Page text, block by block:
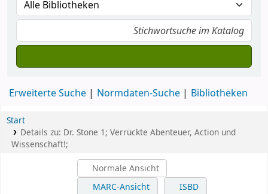
Erweiterte Suche Normdaten-Suche Bibliotheken
Start
Details zu: Dr. Stone 1; Verrückte Abenteuer, Action und
Wissenschaft!;
Normale Ansicht
MARC-Ansicht
ISBD